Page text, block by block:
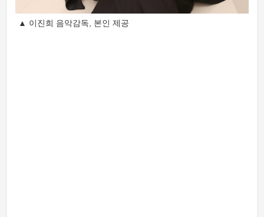
▲ 이진희 음악감독, 본인 제공